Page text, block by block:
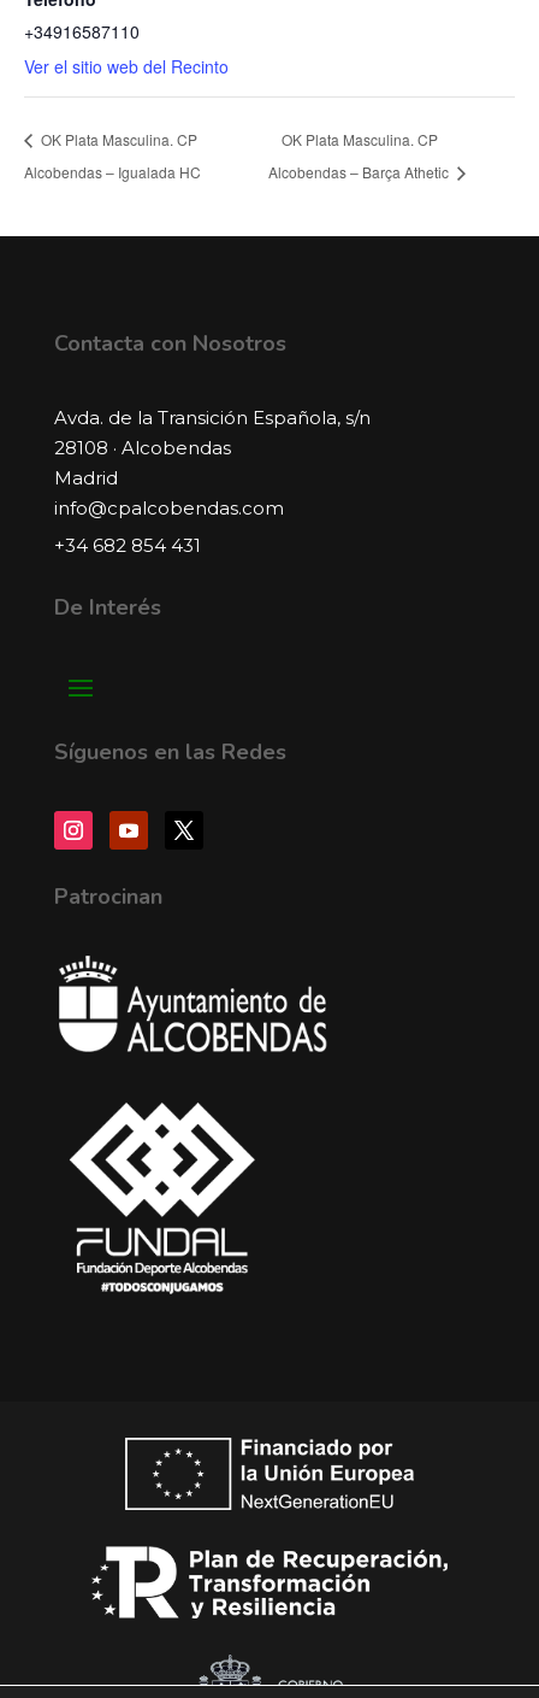
+34916587110
Ver el sitio web del Recinto
OK Plata Masculina. CP
Alcobendas – Igualada HC
OK Plata Masculina. CP
Alcobendas – Barça Athetic
Contacta con Nosotros
Avda. de la Transición Española, s/n
28108 · Alcobendas
Madrid
info@cpalcobendas.com
+34 682 854 431
De Interés
Síguenos en las Redes
Patrocinan